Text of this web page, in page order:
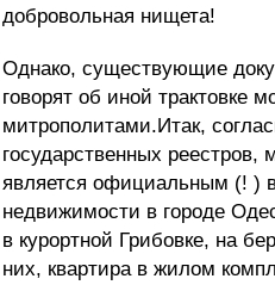
добровольная нищета!
Однако, существующие
говорят об иной трактовке
митрополитами.Итак,
государственных реестров,
является официальным (! )
недвижимости в городе
в курортной Грибовке, на
них, квартира в жилом